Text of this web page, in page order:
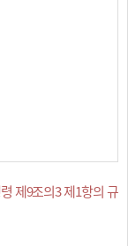
제9조의3 제1항의 규